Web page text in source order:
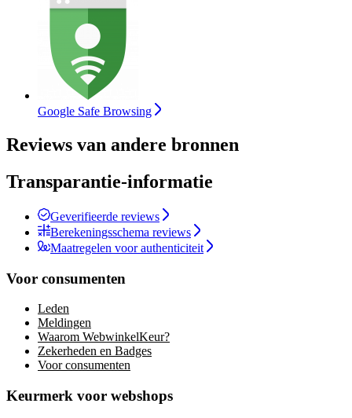
Google Safe Browsing
Reviews van andere bronnen
Transparantie-informatie
Geverifieerde reviews
Berekeningsschema reviews
Maatregelen voor authenticiteit
Voor consumenten
Leden
Meldingen
Waarom WebwinkelKeur?
Zekerheden en Badges
Voor consumenten
Keurmerk voor webshops